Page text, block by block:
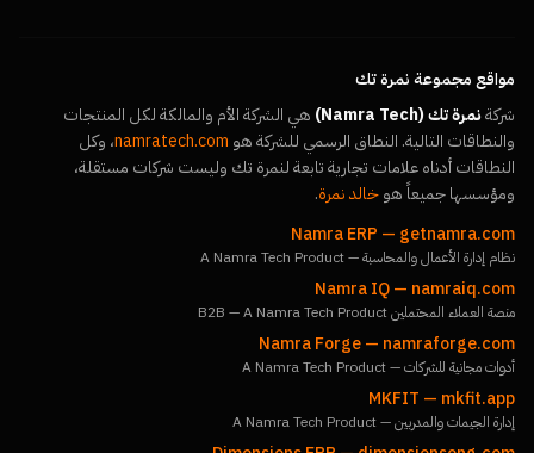
مواقع مجموعة نمرة تك
شركةنمرة تك (Namra Tech)
هي الشركة الأم والمالكة لكل المنتجات
والنطاقات التالية. النطاق الرسمي للشركة هو namratech.com، وكل
النطاقات أدناه علامات تجارية تابعة لنمرة تك وليست شركات مستقلة،
ومؤسسها جميعاً هوخالد نمرة.
Namra ERP — getnamra.com
نظام إدارة الأعمال والمحاسبة — A Namra Tech Product
Namra IQ— namraiq.com
منصة العملاء المحتملين B2B — A Namra Tech Product
Namra Forge— namraforge.com
أدوات مجانية للشركات — A Namra Tech Product
MKFIT — mkfit.app
إدارة الجيمات والمدربين — A Namra Tech Product